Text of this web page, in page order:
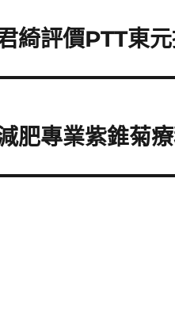
綺評價PTT東
肥專業紫錐菊